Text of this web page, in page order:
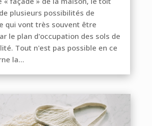
plusieurs possibilités de
qui vont très souvent être
le plan d'occupation des sols de
Tout n'est pas possible en ce
la...